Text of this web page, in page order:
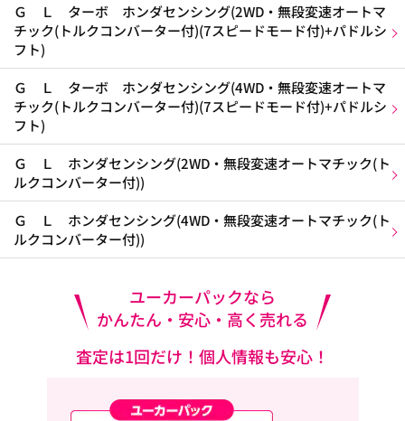
Ｇ Ｌ ターボ ホンダセンシング(2WD・無段変速オートマ
チック(トルクコンバーター付)(7スピードモード付)+パドルシ
フト)
Ｇ Ｌ ターボ ホンダセンシング(4WD・無段変速オートマ
チック(トルクコンバーター付)(7スピードモード付)+パドルシ
フト)
Ｇ Ｌ ホンダセンシング(2WD・無段変速オートマチック(ト
ルクコンバーター付))
Ｇ Ｌ ホンダセンシング(4WD・無段変速オートマチック(ト
ルクコンバーター付))
ユーカーパックなら
かんたん・安心・高く売れる
査定は1回だけ！個人情報も安心！